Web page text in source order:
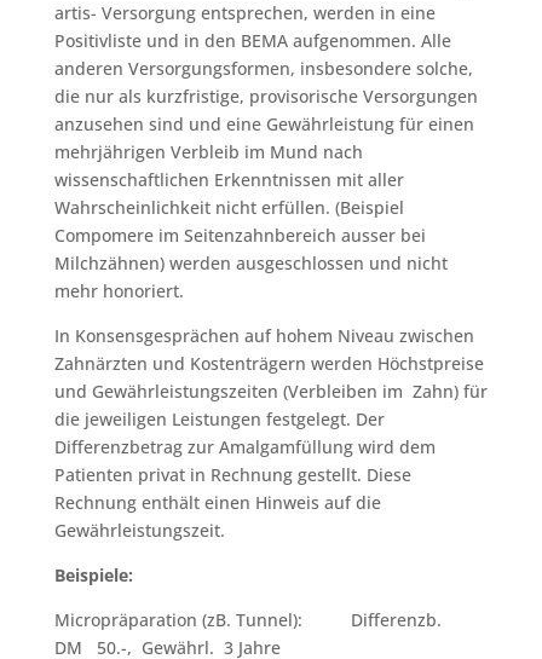
artis- Versorgung entsprechen, werden in eine
Positivliste und in den BEMA aufgenommen. Alle
anderen Versorgungsformen, insbesondere solche,
die nur als kurzfristige, provisorische Versorgungen
anzusehen sind und eine Gewährleistung für einen
mehrjährigen Verbleib im Mund nach
wissenschaftlichen Erkenntnissen mit aller
Wahrscheinlichkeit nicht erfüllen. (Beispiel
Compomere im Seitenzahnbereich ausser bei
Milchzähnen) werden ausgeschlossen und nicht
mehr honoriert.
In Konsensgesprächen auf hohem Niveau zwischen
Zahnärzten und Kostenträgern werden Höchstpreise
und Gewährleistungszeiten (Verbleiben im Zahn) für
die jeweiligen Leistungen festgelegt. Der
Differenzbetrag zur Amalgamfüllung wird dem
Patienten privat in Rechnung gestellt. Diese
Rechnung enthält einen Hinweis auf die
Gewährleistungszeit.
Beispiele:
Micropräparation (zB. Tunnel): Differenzb.
DM 50.-, Gewährl. 3 Jahre